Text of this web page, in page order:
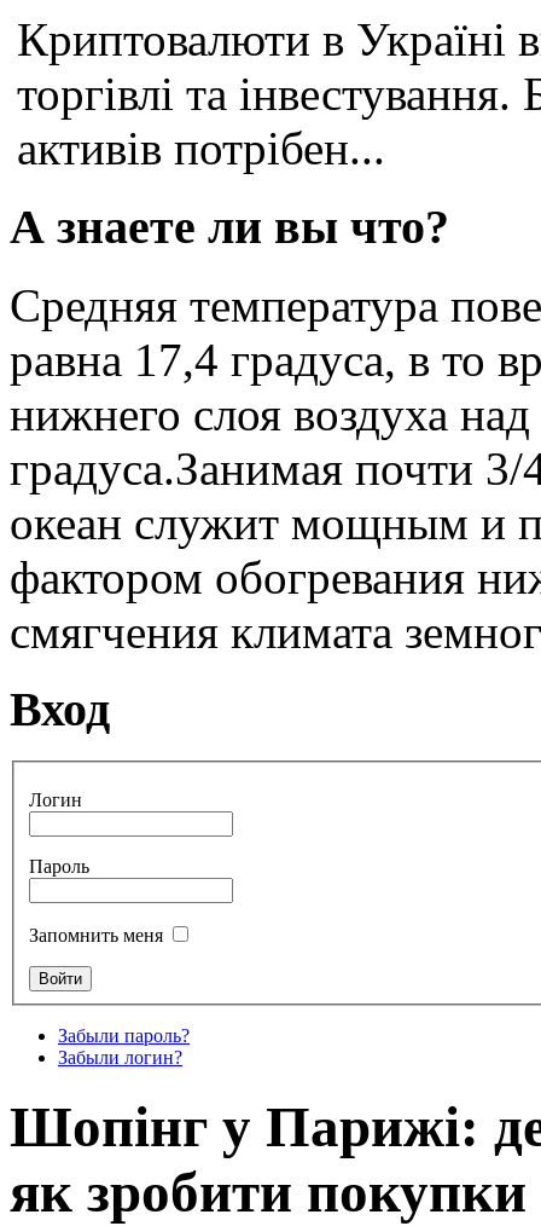
Криптовалюти в Україні
торгівлі та
активів потрібен...
А знаете ли вы что?
Средняя температура
равна 17,4 градуса, в то
нижнего слоя воздуха
градуса.Занимая почти
океан служит мощным и
фактором обогревания
смягчения климата
Вход
Логин
Пароль
Запомнить меня
Забыли пароль?
Забыли логин?
Шопінг у Парижі:
як зробити